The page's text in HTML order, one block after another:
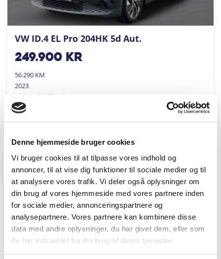
Denne hjemmeside bruger cookies
Vi bruger cookies til at tilpasse vores indhold og
annoncer, til at vise dig funktioner til sociale medier og til
at analysere vores trafik. Vi deler også oplysninger om
din brug af vores hjemmeside med vores partnere inden
for sociale medier, annonceringspartnere og
analysepartnere. Vores partnere kan kombinere disse
data med andre oplysninger, du har givet dem, eller som
de har indsamlet fra din brug af deres tjenester.
VW ID.4 EL Pro 204HK 5d Aut.
249.900kr
56.290 KM
2023
KARVIL BILER A/S
RINGKØBING